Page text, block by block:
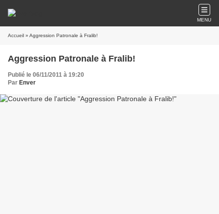
MENU
Accueil » Aggression Patronale à Fralib!
Aggression Patronale à Fralib!
Publié le 06/11/2011 à 19:20
Par Enver